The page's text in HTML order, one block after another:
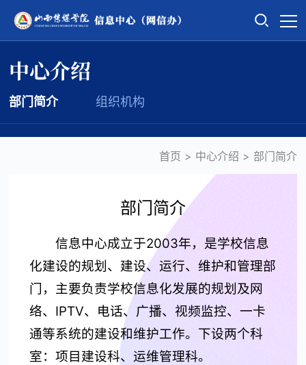
中心介绍
部门简介 组织机构
首页 > 中心介绍 > 部门简介
部门简介
信息中心成立于2003年，是学校信息
化建设的规划、建设、运行、维护和管理部
门，主要负责学校信息化发展的规划及网
络、IPTV、电话、广播、视频监控、一卡
通等系统的建设和维护工作。下设两个科
室：项目建设科、运维管理科。